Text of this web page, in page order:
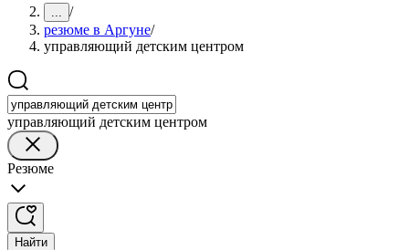
... /
резюме в Аргуне/
управляющий детским центром
управляющий детским центром
Резюме
Найти